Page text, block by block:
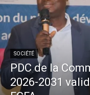
SOCIÉTÉ
PDC de la
2026-2031